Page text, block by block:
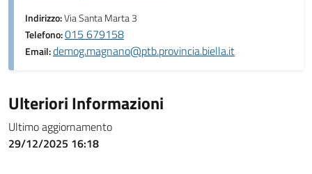
Indirizzo:Via Santa Marta 3
Telefono:015 679158
Email:demog.magnano@ptb.provincia.biella.it
Ulteriori Informazioni
Ultimo aggiornamento
29/12/2025 16:18